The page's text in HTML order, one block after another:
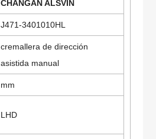
CHANGAN ALSVIN
J471-3401010HL
cremallera de dirección
asistida manual
mm
LHD